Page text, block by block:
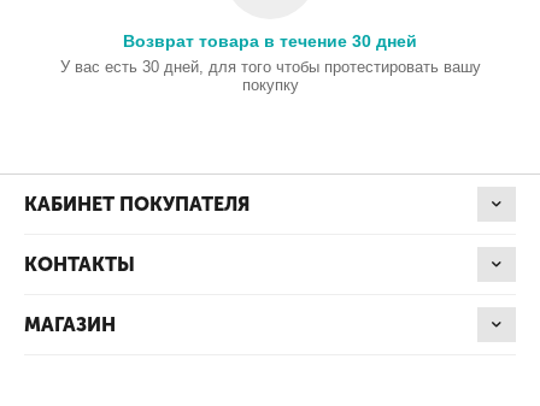
Возврат товара в течение 30 дней
У вас есть 30 дней, для того чтобы протестировать вашу
покупку
КАБИНЕТ ПОКУПАТЕЛЯ
КОНТАКТЫ
МАГАЗИН